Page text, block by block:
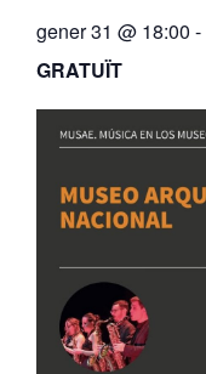
gener 31 @ 18:00 -
GRATUÏT